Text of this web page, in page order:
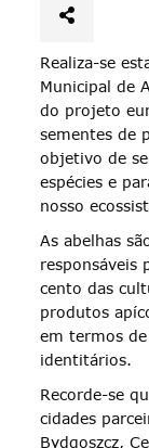
Realiza-se
Municipal de
do projeto
sementes de
objetivo de
espécies e
nosso
As abelhas
responsáveis
cento das
produtos
em termos
identitários.
Recorde-se
cidades
Bydgoszcz,